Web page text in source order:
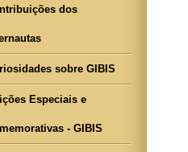
dos
sobre GIBIS
Especiais e
- GIBIS